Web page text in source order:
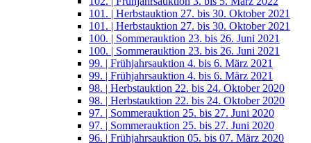
101. | Herbstauktion 27. bis 30. Oktober 2021
101. | Herbstauktion 27. bis 30. Oktober 2021
100. | Sommerauktion 23. bis 26. Juni 2021
100. | Sommerauktion 23. bis 26. Juni 2021
99. | Frühjahrsauktion 4. bis 6. März 2021
99. | Frühjahrsauktion 4. bis 6. März 2021
98. | Herbstauktion 22. bis 24. Oktober 2020
98. | Herbstauktion 22. bis 24. Oktober 2020
97. | Sommerauktion 25. bis 27. Juni 2020
97. | Sommerauktion 25. bis 27. Juni 2020
96. | Frühjahrsauktion 05. bis 07. März 2020